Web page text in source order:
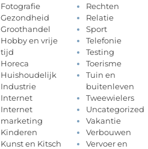
Fotografie
Gezondheid
Groothandel
Hobby en vrije
tijd
Horeca
Huishoudelijk
Industrie
Internet
Internet
marketing
Kinderen
Kunst en Kitsch
Rechten
Relatie
Sport
Telefonie
Testing
Toerisme
Tuin en
buitenleven
Tweewielers
Uncategorized
Vakantie
Verbouwen
Vervoer en